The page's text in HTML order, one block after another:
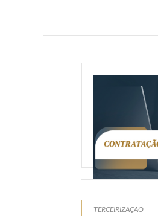
TERCEIRIZAÇÃO